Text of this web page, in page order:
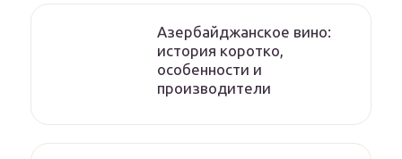
Азербайджанское вино:
история коротко,
особенности и
производители